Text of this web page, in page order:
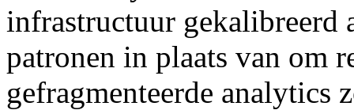
infrastructuur gekalibreerd
patronen in plaats van om
gefragmenteerde analytics